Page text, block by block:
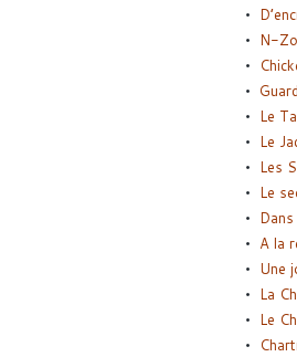
N-
Le
Le
Les
Le
A la
Une
La
Le